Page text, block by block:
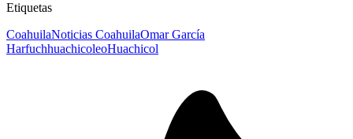
Etiquetas
CoahuilaNoticias CoahuilaOmar García
HarfuchhuachicoleoHuachicol